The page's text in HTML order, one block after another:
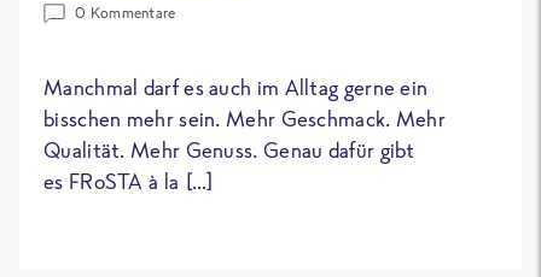
0 Kommentare
Manchmal darf es auch im Alltag gerne ein
bisschen mehr sein. Mehr Geschmack. Mehr
Qualität. Mehr Genuss. Genau dafür gibt
es FRoSTA à la […]